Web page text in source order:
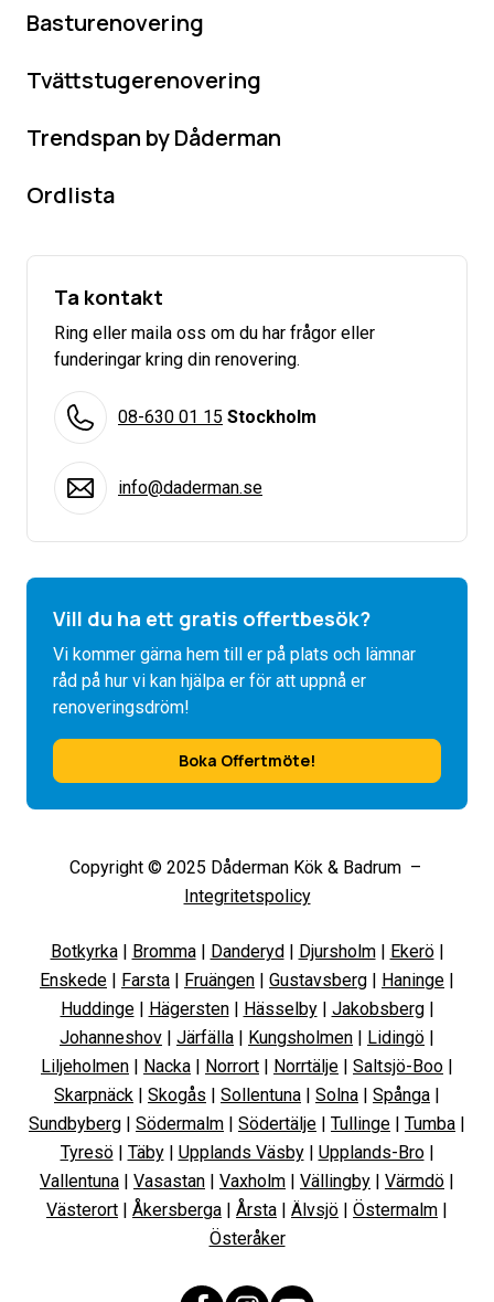
Basturenovering
Tvättstugerenovering
Trendspan by Dåderman
Ordlista
Ta kontakt
Ring eller maila oss om du har frågor eller
funderingar kring din renovering.
08-630 01 15 Stockholm
info@daderman.se
Vill du ha ett gratis offertbesök?
Vi kommer gärna hem till er på plats och lämnar
råd på hur vi kan hjälpa er för att uppnå er
renoveringsdröm!
Boka Offertmöte!
Copyright © 2025 Dåderman Kök & Badrum –
Integritetspolicy
Botkyrka| Bromma| Danderyd Djursholm| Ekerö|
Enskede
Farsta Fruängen Gustavsberg Haninge
Huddinge| Hägersten| Hässelby| Jakobsberg|
Johanneshov
Järfälla Kungsholmen Lidingö
Liljeholmen
Nacka Norrort Norrtälje Saltsjö-Boo
Skarpnäck
Skogås Sollentuna Solna Spånga
Sundbyberg
Södermalm Södertälje Tullinge Tumba
Tyresö| Täby| Upplands Väsby| Upplands-Bro|
Vallentuna
Vasastan Vaxholm Vällingby Värmdö
Västerort
Åkersberga Årsta Älvsjö Östermalm
Österåker